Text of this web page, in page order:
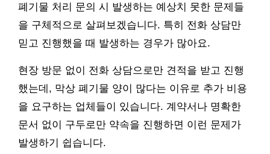
폐기물 처리 문의 시 발생하는 예상치 못한 문제들
을 구체적으로 살펴보겠습니다. 특히 전화 상담만
믿고 진행했을 때 발생하는 경우가 많아요.
현장 방문 없이 전화 상담으로만 견적을 받고 진행
했는데, 막상 폐기물 양이 많다는 이유로 추가 비용
을 요구하는 업체들이 있습니다. 계약서나 명확한
문서 없이 구두로만 약속을 진행하면 이런 문제가
발생하기 쉽습니다.